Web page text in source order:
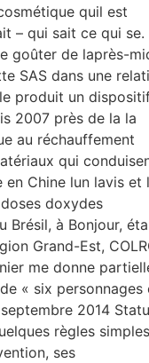
quil est
– qui sait ce qui se.
goûter de laprès-
SAS dans une
produit un
2007 près de la la
au réchauffement
qui
Chine lun lavis et
doxydes
Brésil, à Bonjour,
Grand-Est,
me donne
« six personnages
2014
règles simples
ses